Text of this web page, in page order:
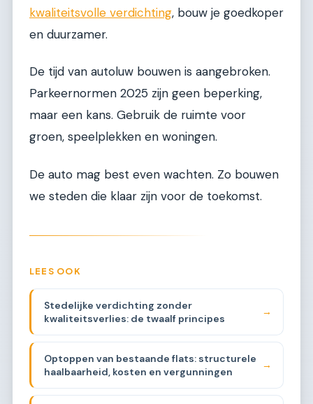
kwaliteitsvolle verdichting, bouw je goedkoper
en duurzamer.
De tijd van autoluw bouwen is aangebroken.
Parkeernormen 2025 zijn geen beperking,
maar een kans. Gebruik de ruimte voor
groen, speelplekken en woningen.
De auto mag best even wachten. Zo bouwen
we steden die klaar zijn voor de toekomst.
LEES OOK
Stedelijke verdichting zonder
kwaliteitsverlies: de twaalf principes
→
Optoppen van bestaande flats: structurele
haalbaarheid, kosten en vergunningen
→